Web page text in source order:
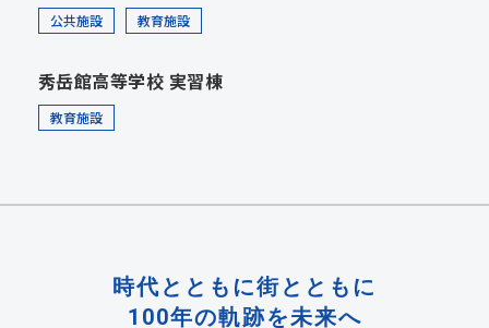
公共施設 教育施設
秀岳館高等学校 実習棟
教育施設
時代とともに街とともに
100年の軌跡を未来へ